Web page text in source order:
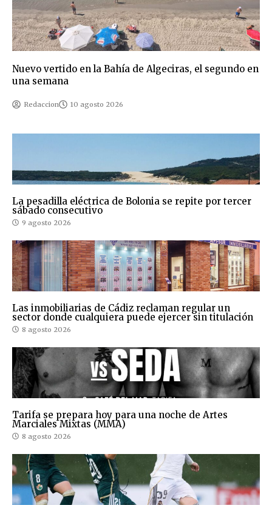
Nuevo vertido en la Bahía de Algeciras, el segundo en
una semana
Redaccion 10 agosto 2026
La pesadilla eléctrica de Bolonia se repite por tercer
sábado consecutivo
9 agosto 2026
Las inmobiliarias de Cádiz reclaman regular un
sector donde cualquiera puede ejercer sin titulación
8 agosto 2026
Tarifa se prepara hoy para una noche de Artes
Marciales Mixtas (MMA)
8 agosto 2026